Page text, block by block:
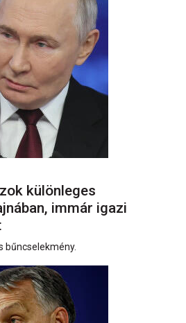
különleges
immár igazi
bűncselekmény.